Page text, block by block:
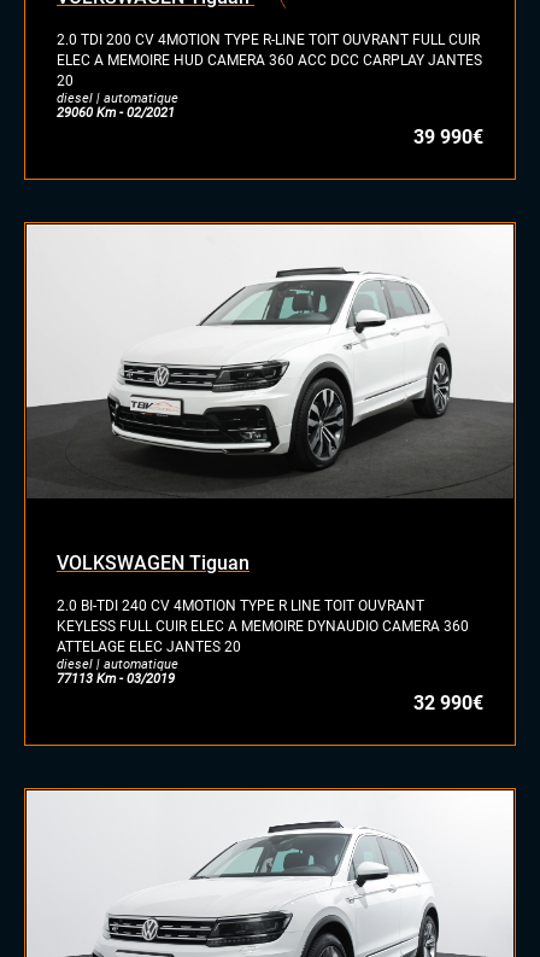
GPL
2.0 TDI 200 CV 4MOTION TYPE R-LINE TOIT OUVRANT FULL CUIR
ELEC A MEMOIRE HUD CAMERA 360 ACC DCC CARPLAY JANTES
20
diesel | automatique
29060 Km - 02/2021
39 990€
VOLKSWAGEN Tiguan
2.0 BI-TDI 240 CV 4MOTION TYPE R LINE TOIT OUVRANT
KEYLESS FULL CUIR ELEC A MEMOIRE DYNAUDIO CAMERA 360
ATTELAGE ELEC JANTES 20
diesel | automatique
77113 Km - 03/2019
32 990€